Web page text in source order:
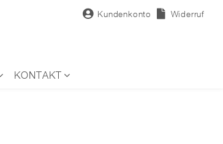
Kundenkonto Widerruf
KONTAKT